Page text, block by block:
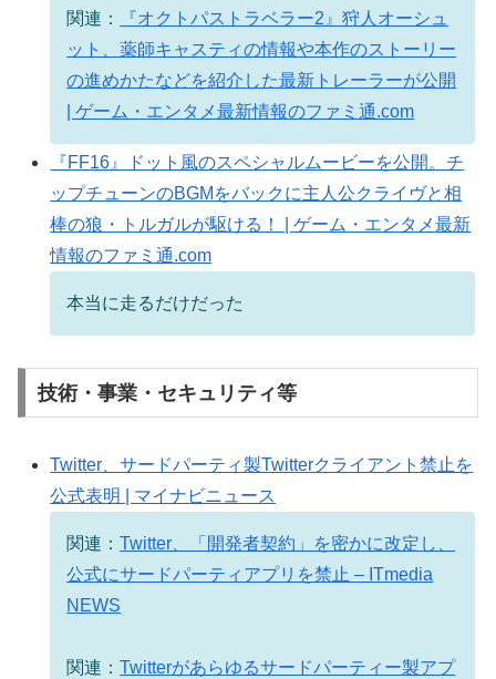
関連：
『オクトパストラベラー2』狩人オーシュ
ット、薬師キャスティの情報や本作のストーリー
の進めかたなどを紹介した最新トレーラーが公開
| ゲーム・エンタメ最新情報のファミ通.com
『FF16』ドット風のスペシャルムービーを公開。チ
ップチューンのBGMをバックに主人公クライヴと相
棒の狼・トルガルが駆ける！ | ゲーム・エンタメ最新
情報のファミ通.com
本当に走るだけだった
技術・事業・セキュリティ等
Twitter、サードパーティ製Twitterクライアント禁止を
公式表明 | マイナビニュース
関連：Twitter、「開発者契約」を密かに改定し、
公式にサードパーティアプリを禁止 – ITmedia
NEWS
関連：Twitterがあらゆるサードパーティー製アプ